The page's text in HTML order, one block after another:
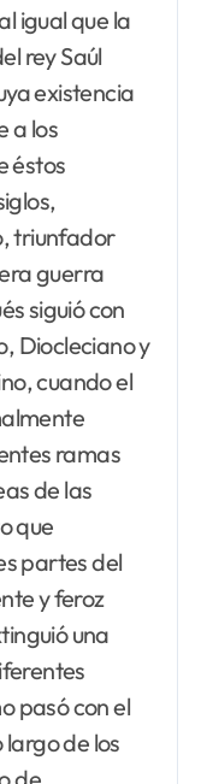
igual que la
rey Saúl
existencia
a los
éstos
triunfador
guerra
siguió con
Diocleciano y
cuando el
ramas
de las
que
partes del
y feroz
una
pasó con el
largo de los